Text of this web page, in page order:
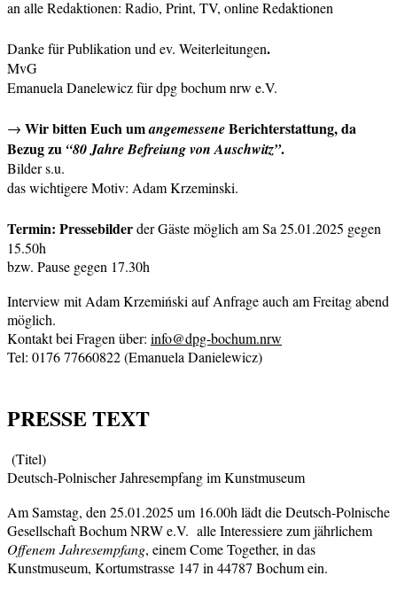
an alle Redaktionen: Radio, Print, TV, online Redaktionen
Danke für Publikation und ev. Weiterleitungen.
MvG
Emanuela Danelewiczfür dpg bochum nrw e.V.
→ Wir bitten Euch umangemesseneBerichterstattung, da
Bezug zu “80 Jahre Befreiung von Auschwitz”.
Bilder s.u.
das wichtigere Motiv: Adam Krzeminski.
Termin: Pressebilderder Gäste möglich am Sa 25.01.2025 gegen
15.50h
bzw. Pause gegen 17.30h
Interview mit Adam Krzemiński auf Anfrage auch am Freitag abend
möglich.
Kontakt bei Fragen über: info@dpg-bochum.nrw
Tel: 0176 77660822 (Emanuela Danielewicz)
PRESSE TEXT
(Titel)
Deutsch-Polnischer Jahresempfang im Kunstmuseum
Am Samstag, den 25.01.2025 um 16.00h lädt die Deutsch-Polnische
Gesellschaft Bochum NRW e.V. alle Interessiere zum jährlichem
Offenem Jahresempfang, einem Come Together, in das
Kunstmuseum, Kortumstrasse 147 in 44787 Bochum ein.